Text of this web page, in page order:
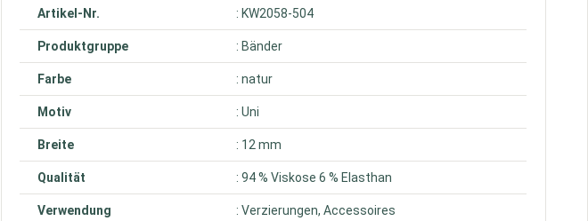
Artikel-Nr. : KW2058-504
Produktgruppe : Bänder
Farbe : natur
Motiv : Uni
Breite : 12 mm
Qualität : 94 % Viskose 6 % Elasthan
Verwendung : Verzierungen, Accessoires